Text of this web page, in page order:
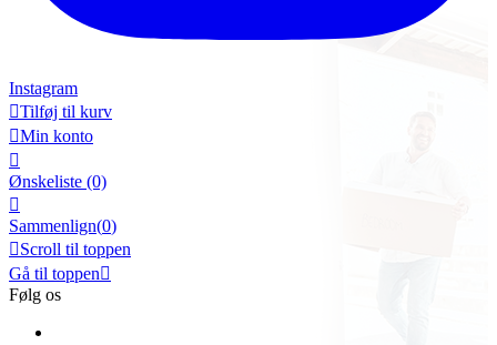
Instagram
Tilføj til kurv
Min konto

Ønskeliste (0)

Sammenlign(0)
Scroll til toppen
Gå til toppen
Følg os